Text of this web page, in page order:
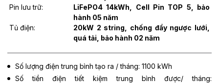
Pin lưu trữ:
LiFePO4 14kWh, Cell Pin TOP 5, bảo
hành 05 năm
Tủ điện:
20kW 2 string, chống đẩy ngược lưới,
quá tải, bảo hành 02 năm
Số lượng điện trung bình tạo ra / tháng: 1100 kWh
Số tiền điện tiết kiệm trung bình được/ tháng: